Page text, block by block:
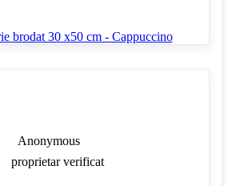
brodat 30 x50 cm - Cappuccino
Anonymous
proprietar verificat